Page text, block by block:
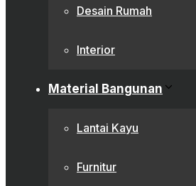
Desain Rumah
Interior
Material Bangunan
Lantai Kayu
Furnitur